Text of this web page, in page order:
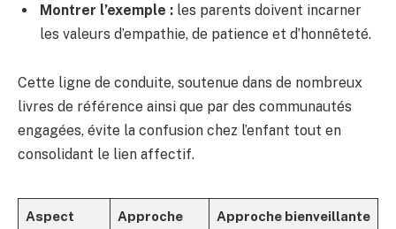
Montrer l’exemple : les parents doivent incarner
les valeurs d’empathie, de patience et d’honnêteté.
Cette ligne de conduite, soutenue dans de nombreux
livres de référence ainsi que par des communautés
engagées, évite la confusion chez l’enfant tout en
consolidant le lien affectif.
Aspect
Approche
Approche bienveillante